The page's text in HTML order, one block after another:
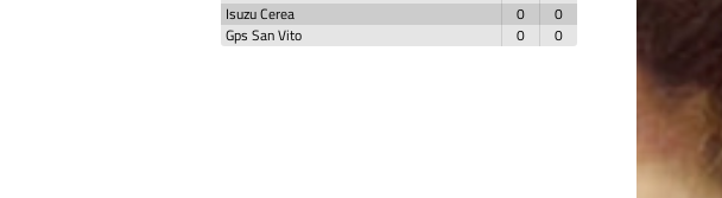
Isuzu Cerea
0
0
Gps San Vito
0 0